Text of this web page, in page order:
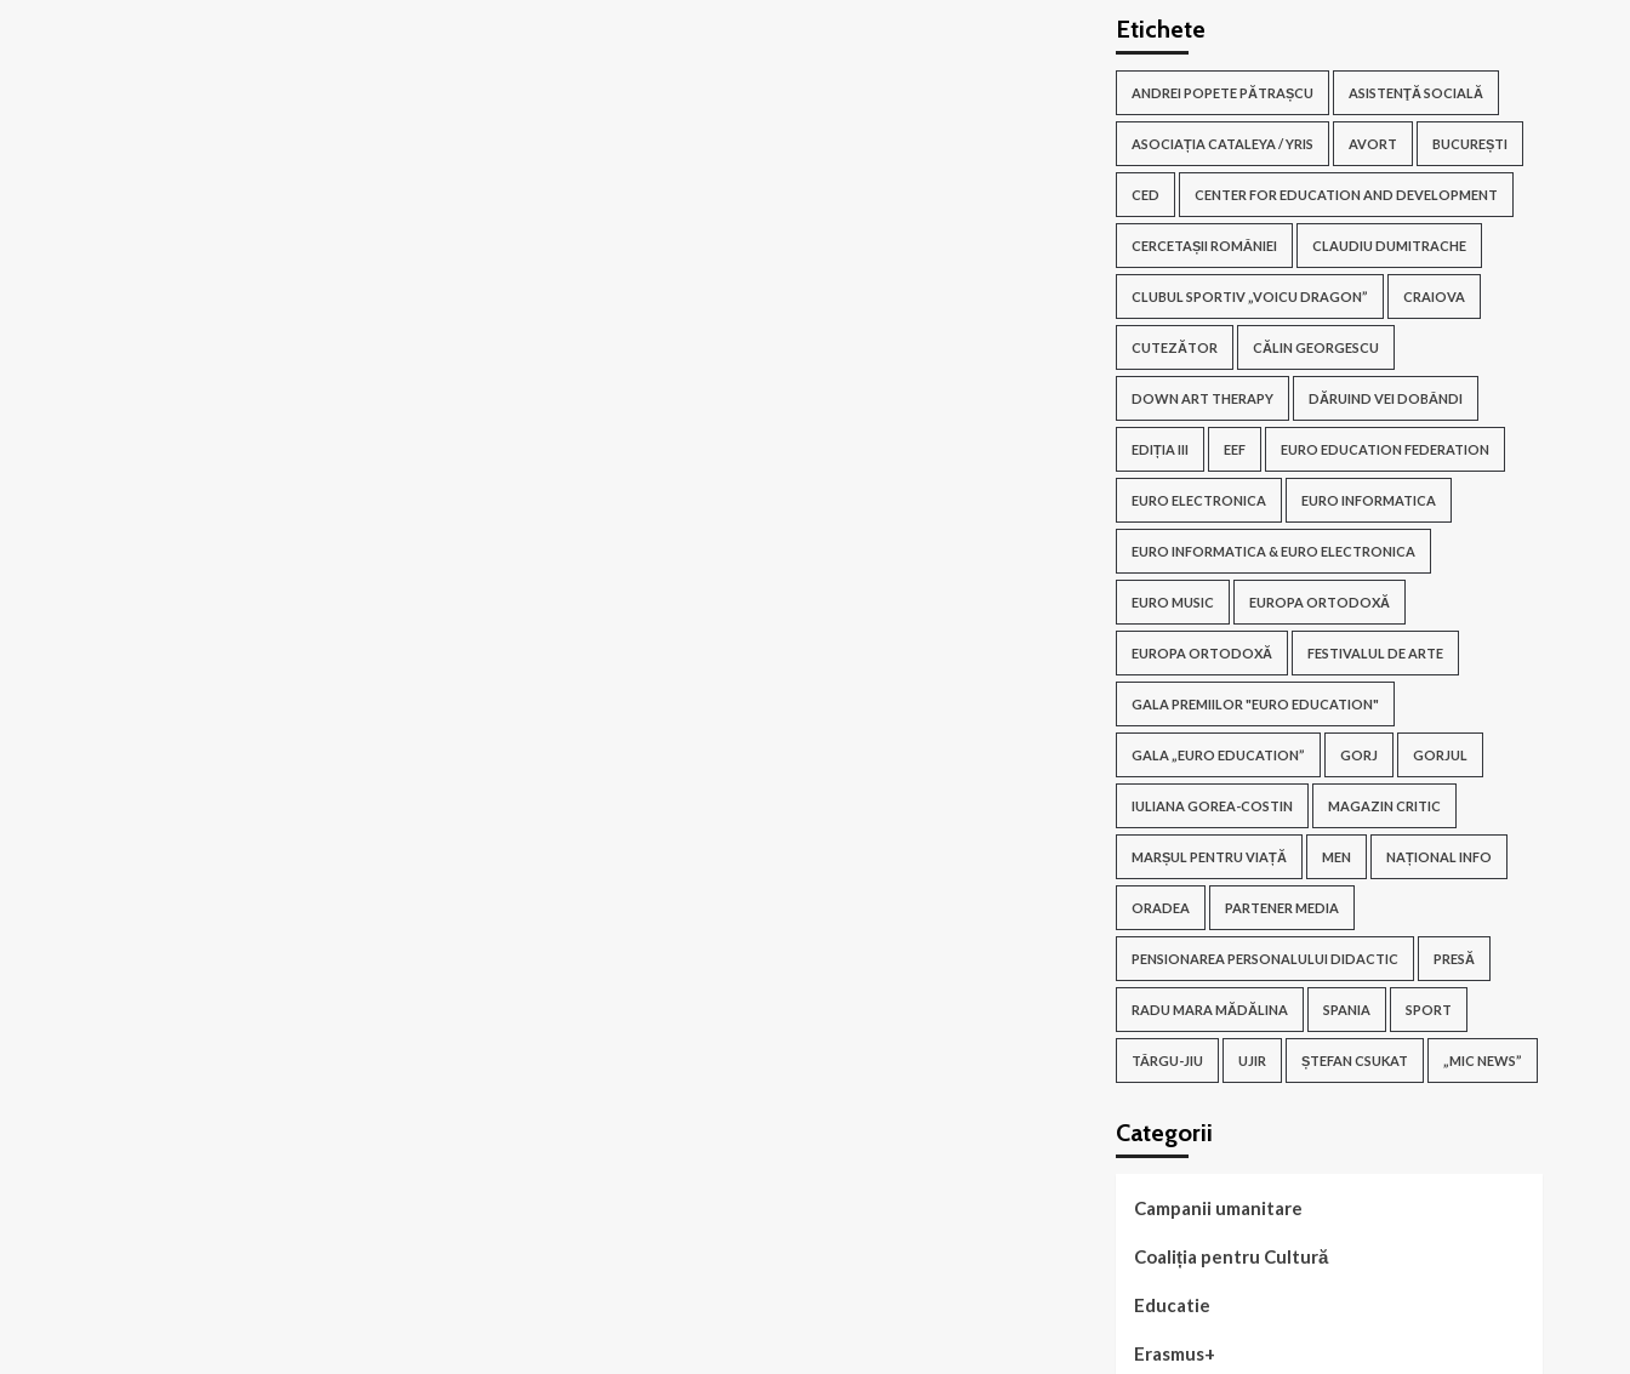
Etichete
ANDREI POPETE PĂTRAȘCU ASISTENŢĂ SOCIALĂ
ASOCIAȚIA CATALEYA / YRIS AVORT BUCUREȘTI
CED CENTER FOR EDUCATION AND DEVELOPMENT
CERCETAȘII ROMÂNIEI CLAUDIU DUMITRACHE
CLUBUL SPORTIV „VOICU DRAGON” CRAIOVA
CUTEZĂTOR CĂLIN GEORGESCU
DOWN ART THERAPY DĂRUIND VEI DOBÂNDI
EDIȚIA III EEF EURO EDUCATION FEDERATION
EURO ELECTRONICA EURO INFORMATICA
EURO INFORMATICA & EURO ELECTRONICA
EURO MUSIC EUROPA ORTODOXĂ
EUROPA ORTODOXĂ FESTIVALUL DE ARTE
GALA PREMIILOR "EURO EDUCATION"
GALA „EURO EDUCATION” GORJ GORJUL
IULIANA GOREA-COSTIN MAGAZIN CRITIC
MARȘUL PENTRU VIAȚĂ MEN NAȚIONAL INFO
ORADEA PARTENER MEDIA
PENSIONAREA PERSONALULUI DIDACTIC PRESĂ
RADU MARA MĂDĂLINA SPANIA SPORT
TÂRGU-JIU UJIR ȘTEFAN CSUKAT „MIC NEWS”
Categorii
Campanii umanitare
Coaliția pentru Cultură
Educatie
Erasmus+